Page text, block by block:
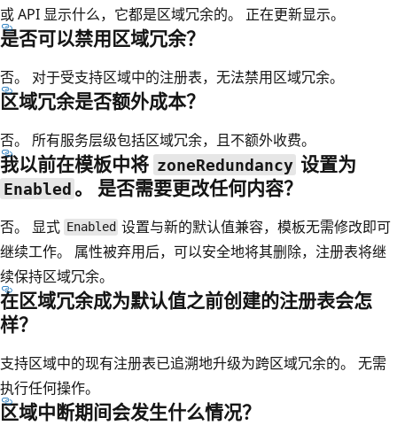
或 API 显示什么，它都是区域冗余的。 正在更新显示。
是否可以禁用区域冗余？
否。 对于受支持区域中的注册表，无法禁用区域冗余。
区域冗余是否额外成本？
否。 所有服务层级包括区域冗余，且不额外收费。
我以前在模板中将 zoneRedundancy 设置为
Enabled 。 是否需要更改任何内容？
否。 显式 Enabled 设置与新的默认值兼容，模板无需修改即可
继续工作。 属性被弃用后，可以安全地将其删除，注册表将继
续保持区域冗余。
在区域冗余成为默认值之前创建的注册表会怎
样？
支持区域中的现有注册表已追溯地升级为跨区域冗余的。 无需
执行任何操作。
区域中断期间会发生什么情况？